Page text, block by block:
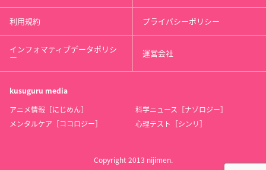
利用規約 プライバシーポリシー
インフォマティブデータポリシ
ー 運営会社
kusuguru media
アニメ情報［にじめん］
科学ニュース［ナゾロジー］
メンタルケア［ココロジー］
心理テスト［シンリ］
Copyright 2013 nijimen.